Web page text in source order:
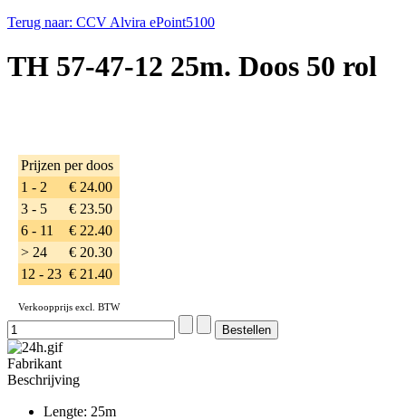
Terug naar: CCV Alvira ePoint5100
TH 57-47-12 25m. Doos 50 rol
Prijzen per doos
1 - 2
€ 24.00
3 - 5
€ 23.50
6 - 11
€ 22.40
> 24
€ 20.30
12 - 23 € 21.40
Verkoopprijs excl. BTW
Fabrikant
Beschrijving
Lengte: 25m